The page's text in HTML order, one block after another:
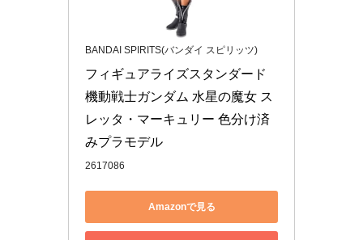
BANDAI SPIRITS(バンダイ スピリッツ)
フィギュアライズスタンダード
機動戦士ガンダム 水星の魔女 ス
レッタ・マーキュリー 色分け済
みプラモデル
2617086
Amazonで見る